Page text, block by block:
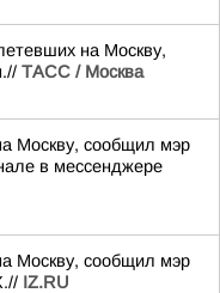
на Москву,
ТАСС / Москва
Москву, сообщил мэр
в мессенджере
Москву, сообщил мэр
IZ.RU